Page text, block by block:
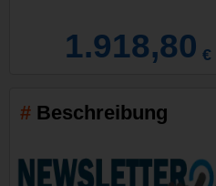
1.918,80 €
Beschreibung